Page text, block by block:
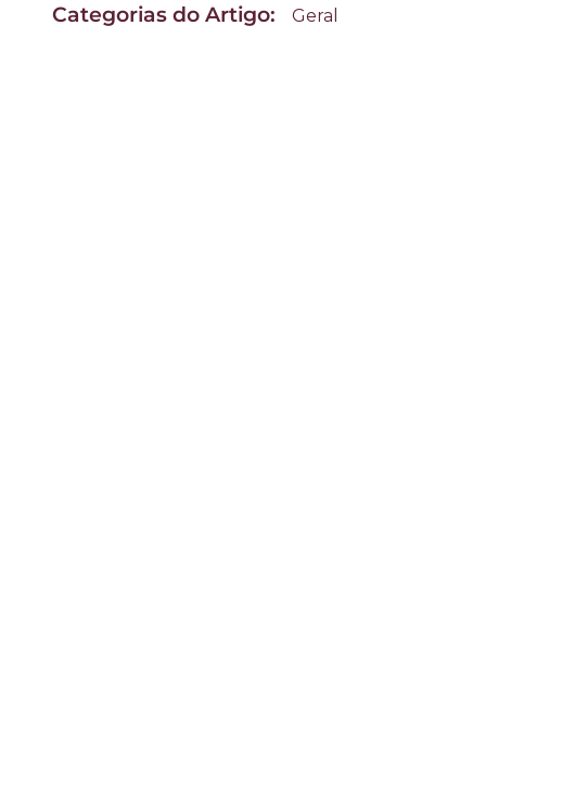
Categorias do Artigo: Geral